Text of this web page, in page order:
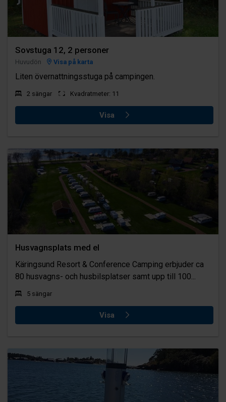
Sovstuga 12, 2 personer
Huvudön Visa på karta
Liten övernattningsstuga på campingen.
2 sängar Kvadratmeter: 11
Visa
Husvagnsplats med el
Käringsund Resort & Conference Camping erbjuder ca
80 husvagns- och husbilsplatser samt upp till 100...
5 sängar
Visa